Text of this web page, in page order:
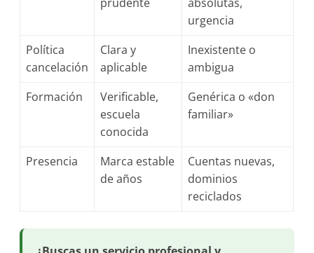
urgencia
Política
cancelación
Clara y
aplicable
Inexistente o
ambigua
Formación
Verificable,
escuela
conocida
Genérica o «don
familiar»
Presencia
Marca estable
de años
Cuentas nuevas,
dominios
reciclados